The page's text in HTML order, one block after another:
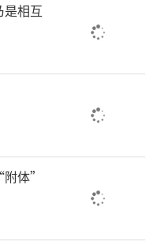
是相互
体”